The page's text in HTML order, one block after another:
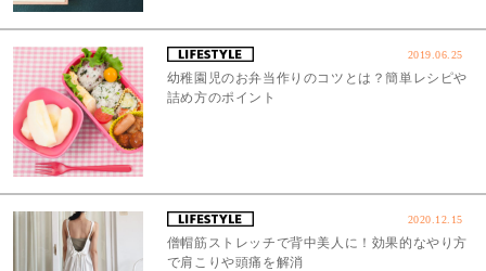
2019.06.25
幼稚園児のお弁当作りのコツとは？簡単レシピや
詰め方のポイント
2020.12.15
僧帽筋ストレッチで背中美人に！効果的なやり方
で肩こりや頭痛を解消